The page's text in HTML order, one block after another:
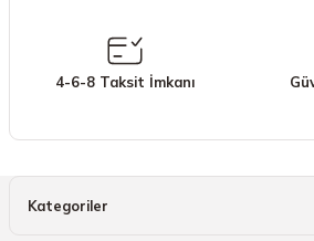
Bu ürüne benzer farklı alternatifler olmalı.
4-6-8 Taksit İmkanı
Kategoriler